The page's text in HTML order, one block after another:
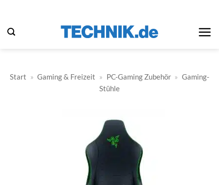
springen
Start » Gaming & Freizeit » PC-Gaming Zubehör » Gaming-
Stühle